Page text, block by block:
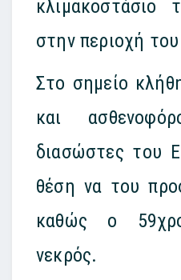
κλιμακοστάσιο
στην περιοχή
Στο σημείο
και
διασώστες του
θέση να του
καθώς ο
νεκρός.